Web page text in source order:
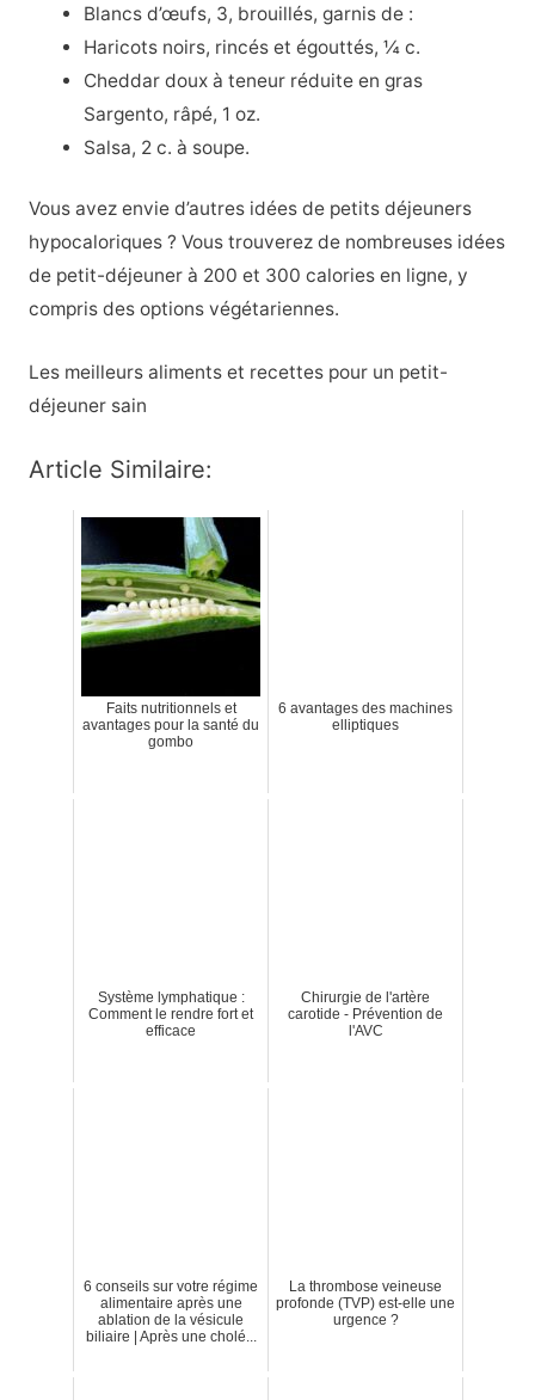
Blancs d’œufs, 3, brouillés, garnis de :
Haricots noirs, rincés et égouttés, ¼ c.
Cheddar doux à teneur réduite en gras
Sargento, râpé, 1 oz.
Salsa, 2 c. à soupe.
Vous avez envie d’autres idées de petits déjeuners
hypocaloriques ? Vous trouverez de nombreuses idées
de petit-déjeuner à 200 et 300 calories en ligne, y
compris des options végétariennes.
Les meilleurs aliments et recettes pour un petit-
déjeuner sain
Article Similaire:
Faits nutritionnels et
avantages pour la santé du
gombo
6 avantages des machines
elliptiques
Système lymphatique :
Comment le rendre fort et
efficace
Chirurgie de l'artère
carotide - Prévention de
l'AVC
6 conseils sur votre régime
alimentaire après une
ablation de la vésicule
biliaire | Après une cholé...
La thrombose veineuse
profonde (TVP) est-elle une
urgence ?